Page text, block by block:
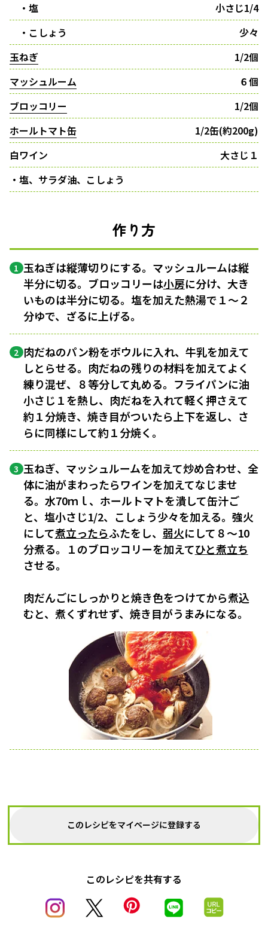
・塩
小さじ1/4
・こしょう
少々
玉ねぎ
1/2個
マッシュルーム
６個
ブロッコリー
1/2個
ホールトマト缶
1/2缶(約200g)
白ワイン
大さじ１
・塩、サラダ油、こしょう
作り方
1 玉ねぎは縦薄切りにする。マッシュルームは縦
半分に切る。ブロッコリーは小房に分け、大き
いものは半分に切る。塩を加えた熱湯で１〜２
分ゆで、ざるに上げる。
2 肉だねのパン粉をボウルに入れ、牛乳を加えて
しとらせる。肉だねの残りの材料を加えてよく
練り混ぜ、８等分して丸める。フライパンに油
小さじ１を熱し、肉だねを入れて軽く押さえて
約１分焼き、焼き目がついたら上下を返し、さ
らに同様にして約１分焼く。
3 玉ねぎ、マッシュルームを加えて炒め合わせ、全
体に油がまわったらワインを加えてなじませ
る。水70ｍｌ、ホールトマトを潰して缶汁ご
と、塩小さじ1/2、こしょう少々を加える。強火
にして煮立ったらふたをし、 弱火にして８〜10
分煮る。１のブロッコリーを加えてひと煮立ち
させる。
肉だんごにしっかりと焼き色をつけてから煮込
むと、煮くずれせず、焼き目がうまみになる。
このレシピをマイページに登録する
このレシピを共有する